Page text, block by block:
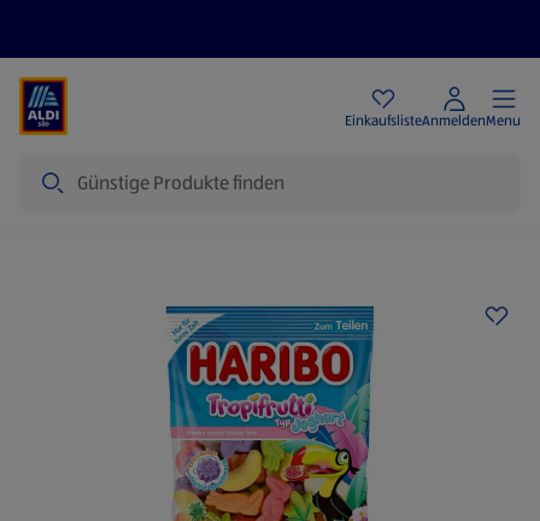
EinkaufslisteAnmeldenMenu